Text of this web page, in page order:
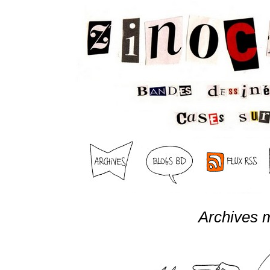
Archives